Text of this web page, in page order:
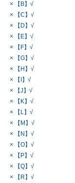
× 【B】√
× 【C】√
× 【D】√
× 【E】√
× 【F】√
× 【G】√
× 【H】√
× 【I】√
× 【J】√
× 【K】√
× 【L】√
× 【M】√
× 【N】√
× 【O】√
× 【P】√
× 【Q】√
× 【R】√